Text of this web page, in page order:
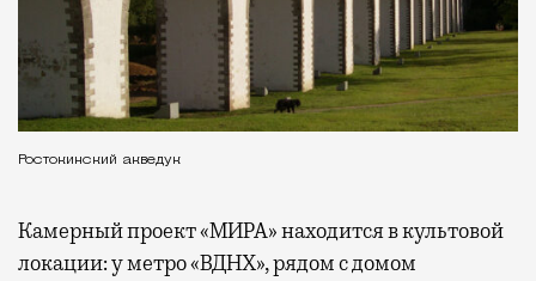
Ростокинский акведук
Камерный проект «МИРА» находится в культовой
локации: у метро «ВДНХ», рядом с домом